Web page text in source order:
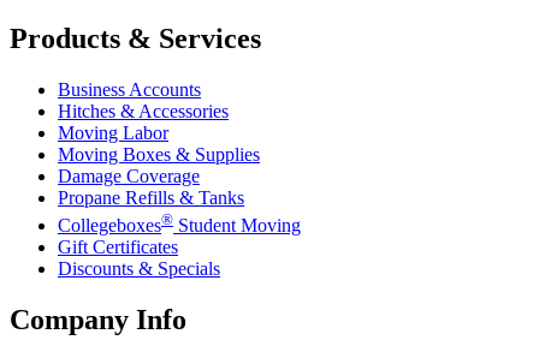
Products & Services
Business Accounts
Hitches & Accessories
Moving Labor
Moving Boxes & Supplies
Damage Coverage
Propane Refills & Tanks
Collegeboxes® Student Moving
Gift Certificates
Discounts & Specials
Company Info